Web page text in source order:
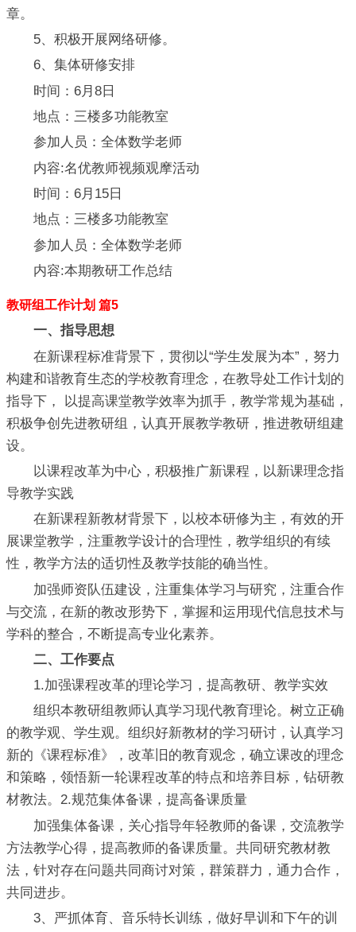
章。
5、积极开展网络研修。
6、集体研修安排
时间：6月8日
地点：三楼多功能教室
参加人员：全体数学老师
内容:名优教师视频观摩活动
时间：6月15日
地点：三楼多功能教室
参加人员：全体数学老师
内容:本期教研工作总结
教研组工作计划 篇5
一、指导思想
在新课程标准背景下，贯彻以“学生发展为本”，努力
构建和谐教育生态的学校教育理念，在教导处工作计划的
指导下， 以提高课堂教学效率为抓手，教学常规为基础，
积极争创先进教研组，认真开展教学教研，推进教研组建
设。
以课程改革为中心，积极推广新课程，以新课理念指
导教学实践
在新课程新教材背景下，以校本研修为主，有效的开
展课堂教学，注重教学设计的合理性，教学组织的有续
性，教学方法的适切性及教学技能的确当性。
加强师资队伍建设，注重集体学习与研究，注重合作
与交流，在新的教改形势下，掌握和运用现代信息技术与
学科的整合，不断提高专业化素养。
二、工作要点
1.加强课程改革的理论学习，提高教研、教学实效
组织本教研组教师认真学习现代教育理论。树立正确
的教学观、学生观。组织好新教材的学习研讨，认真学习
新的《课程标准》，改革旧的教育观念，确立课改的理念
和策略，领悟新一轮课程改革的特点和培养目标，钻研教
材教法。2.规范集体备课，提高备课质量
加强集体备课，关心指导年轻教师的备课，交流教学
方法教学心得，提高教师的备课质量。共同研究教材教
法，针对存在问题共同商讨对策，群策群力，通力合作，
共同进步。
3、严抓体育、音乐特长训练，做好早训和下午的训